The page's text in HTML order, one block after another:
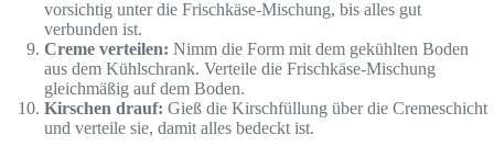
vorsichtig unter die Frischkäse-Mischung, bis alles gut
verbunden ist.
Creme verteilen: Nimm die Form mit dem gekühlten Boden
aus dem Kühlschrank. Verteile die Frischkäse-Mischung
gleichmäßig auf dem Boden.
Kirschen drauf: Gieß die Kirschfüllung über die Cremeschicht
und verteile sie, damit alles bedeckt ist.